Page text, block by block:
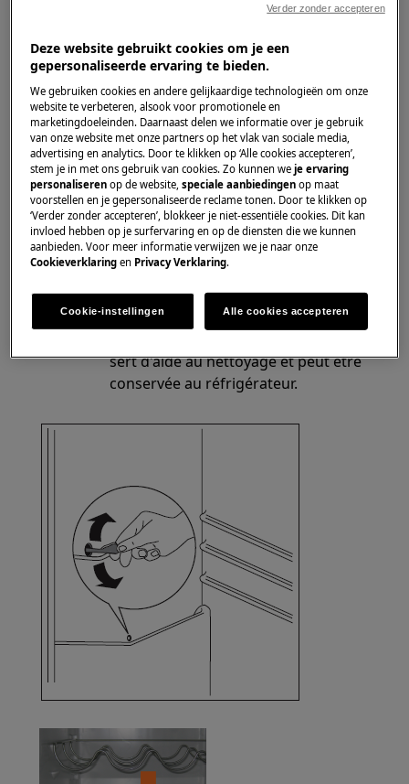
Solution
En usage domestique, des gouttes d'eau sur la
paroi arrière à l'intérieur du réfrigérateur sont
normales.
Vérifiez que le trou de vidange dans la
gouttière en forme de V sur la paroi
arrière du réfrigérateur n'est pas bouché
ou bloqué.
Le trou de drainage doit toujours être
librement accessible, afin que l'eau
condensée puisse s'écouler sans
entrave puis s'évaporer.
sert d'aide au nettoyage et peut être
conservée au réfrigérateur.
Deze website gebruikt cookies om je een
gepersonaliseerde ervaring te bieden.
We gebruiken cookies en andere gelijkaardige technologieën om onze
website te verbeteren, alsook voor promotionele en
marketingdoeleinden. Daarnaast delen we informatie over je gebruik
van onze website met onze partners op het vlak van sociale media,
advertising en analytics. Door te klikken op ‘Alle cookies accepteren’,
stem je in met ons gebruik van cookies. Zo kunnen weje ervaring
personaliseren op de website,speciale aanbiedingen op maat
voorstellen en je gepersonaliseerde reclame tonen. Door te klikken op
‘Verder zonder accepteren’, blokkeer je niet-essentiële cookies. Dit kan
invloed hebben op je surfervaring en op de diensten die we kunnen
aanbieden. Voor meer informatie verwijzen we je naar onze
Cookieverklaring en Privacy Verklaring.
Cookie-instellingen Alle cookies accepteren
Verder zonder accepteren